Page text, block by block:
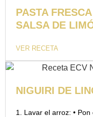
PASTA
SALSA DE
VER RECETA
NIGUIRI DE
1. Lavar el arroz: •